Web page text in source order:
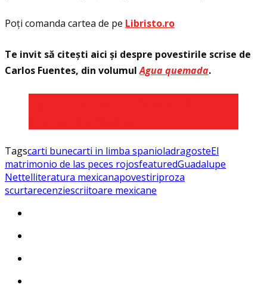
Poţi comanda cartea de pe Libristo.ro
Te invit să citești aici și despre povestirile scrise de
Carlos Fuentes, din volumulAgua quemada.
Tagscarti bunecarti in limba spanioladragosteEl
matrimonio de las peces rojosfeaturedGuadalupe
Nettelliteratura mexicanapovestiriproza
scurtarecenziescriitoare mexicane